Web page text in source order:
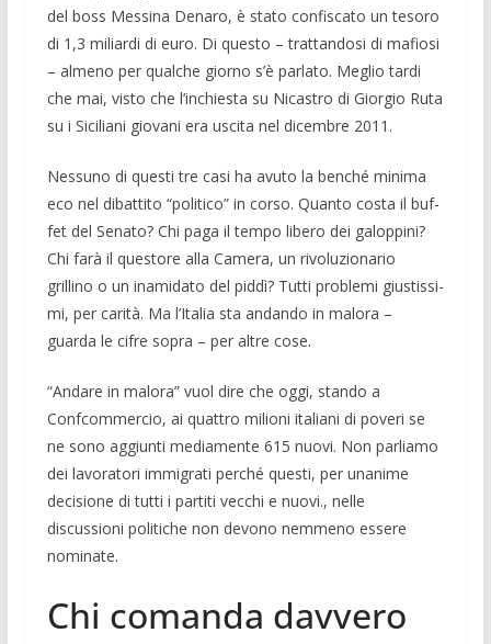
del boss Messina Denaro, è stato confiscato un tesoro
di 1,3 miliardi di euro. Di questo – trattandosi di mafiosi
– almeno per qualche giorno s’è parlato. Me­glio tardi
che mai, visto che l’inchiesta su Nicastro di Giorgio Ruta
su i Siciliani gio­vani era uscita nel dicembre 2011.
Nessuno di questi tre casi ha avuto la benché minima
eco nel dibattito “politico” in corso. Quanto costa il buf­
fet del Senato? Chi paga il tempo libero dei ga­loppini?
Chi farà il questore alla Camera, un rivoluzionario
grillino o un ina­midato del piddì? Tutti pro­blemi giustissi­
mi, per carità. Ma l’Italia sta andando in malora –
guarda le cifre sopra – per altre cose.
“Andare in malora” vuol dire che oggi, stando a
Confcommercio, ai quattro milio­ni italiani di poveri se
ne sono aggiunti mediamente 615 nuovi. Non parliamo
dei lavoratori immigrati perché questi, per unanime
decisione di tutti i partiti vecchi e nuovi., nelle
discussioni politiche non de­vono nemmeno essere
nominate.
Chi comanda davvero